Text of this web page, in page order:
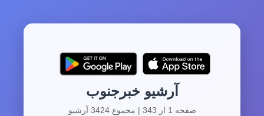
آرشیو خبرجنوب
صفحه 1 از 343 | مجموع 3424 آرشیو